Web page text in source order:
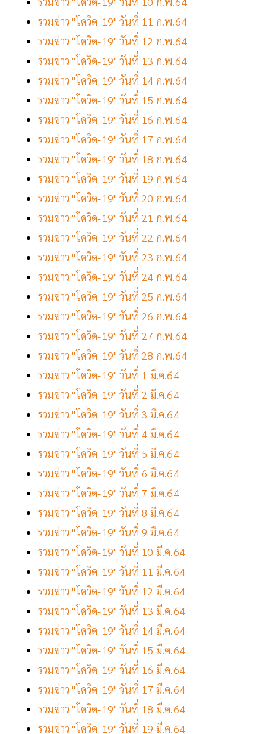
รวมข่าว "โควิด-19" วันที่ 11 ก.พ.64
รวมข่าว "โควิด-19" วันที่ 12 ก.พ.64
รวมข่าว "โควิด-19" วันที่ 13 ก.พ.64
รวมข่าว "โควิด-19" วันที่ 14 ก.พ.64
รวมข่าว "โควิด-19" วันที่ 15 ก.พ.64
รวมข่าว "โควิด-19" วันที่ 16 ก.พ.64
รวมข่าว "โควิด-19" วันที่ 17 ก.พ.64
รวมข่าว "โควิด-19" วันที่ 18 ก.พ.64
รวมข่าว "โควิด-19" วันที่ 19 ก.พ.64
รวมข่าว "โควิด-19" วันที่ 20 ก.พ.64
รวมข่าว "โควิด-19" วันที่ 21 ก.พ.64
รวมข่าว "โควิด-19" วันที่ 22 ก.พ.64
รวมข่าว "โควิด-19" วันที่ 23 ก.พ.64
รวมข่าว "โควิด-19" วันที่ 24 ก.พ.64
รวมข่าว "โควิด-19" วันที่ 25 ก.พ.64
รวมข่าว "โควิด-19" วันที่ 26 ก.พ.64
รวมข่าว "โควิด-19" วันที่ 27 ก.พ.64
รวมข่าว "โควิด-19" วันที่ 28 ก.พ.64
รวมข่าว "โควิด-19" วันที่ 1 มี.ค.64
รวมข่าว "โควิด-19" วันที่ 2 มี.ค.64
รวมข่าว "โควิด-19" วันที่ 3 มี.ค.64
รวมข่าว "โควิด-19" วันที่ 4 มี.ค.64
รวมข่าว "โควิด-19" วันที่ 5 มี.ค.64
รวมข่าว "โควิด-19" วันที่ 6 มี.ค.64
รวมข่าว "โควิด-19" วันที่ 7 มี.ค.64
รวมข่าว "โควิด-19" วันที่ 8 มี.ค.64
รวมข่าว "โควิด-19" วันที่ 9 มี.ค.64
รวมข่าว "โควิด-19" วันที่ 10 มี.ค.64
รวมข่าว "โควิด-19" วันที่ 11 มี.ค.64
รวมข่าว "โควิด-19" วันที่ 12 มี.ค.64
รวมข่าว "โควิด-19" วันที่ 13 มี.ค.64
รวมข่าว "โควิด-19" วันที่ 14 มี.ค.64
รวมข่าว "โควิด-19" วันที่ 15 มี.ค.64
รวมข่าว "โควิด-19" วันที่ 16 มี.ค.64
รวมข่าว "โควิด-19" วันที่ 17 มี.ค.64
รวมข่าว "โควิด-19" วันที่ 18 มี.ค.64
รวมข่าว "โควิด-19" วันที่ 19 มี.ค.64